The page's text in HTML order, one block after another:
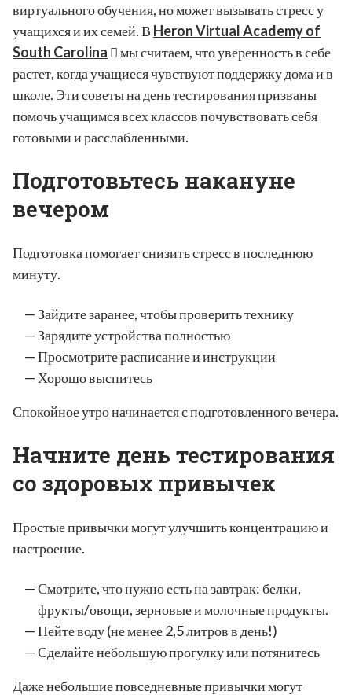
виртуального обучения, но может вызывать стресс у
учащихся и их семей. В Heron Virtual Academy of
South Carolina
мы считаем, что уверенность в себе
растет, когда учащиеся чувствуют поддержку дома и в
школе. Эти советы на день тестирования призваны
помочь учащимся всех классов почувствовать себя
готовыми и расслабленными.
Подготовьтесь накануне
вечером
Подготовка помогает снизить стресс в последнюю
минуту.
Зайдите заранее, чтобы проверить технику
Зарядите устройства полностью
Просмотрите расписание и инструкции
Хорошо выспитесь
Спокойное утро начинается с подготовленного вечера.
Начните день тестирования
со здоровых привычек
Простые привычки могут улучшить концентрацию и
настроение.
Смотрите, что нужно есть на завтрак: белки,
фрукты/овощи, зерновые и молочные продукты.
Пейте воду (не менее 2,5 литров в день!)
Сделайте небольшую прогулку или потянитесь
Даже небольшие повседневные привычки могут